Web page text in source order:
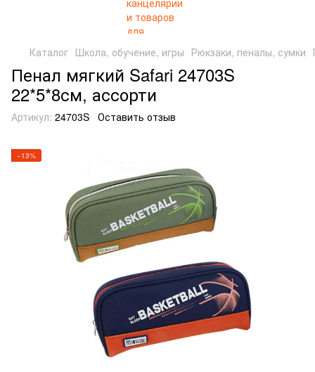
Каталог Школа, обучение, игры Рюкзаки, пеналы, сумки
Пенал мягкий Safari 24703S
22*5*8см, ассорти
Артикул: 24703S Оставить отзыв
−13%